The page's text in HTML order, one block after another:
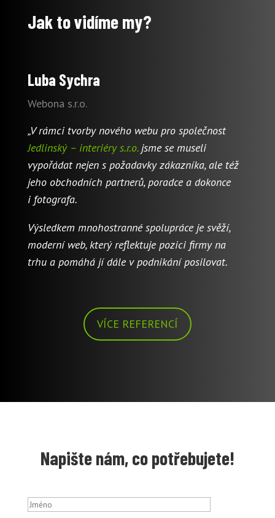
Jak to vidíme my?
Luba Sychra
Webona s.r.o.
„V rámci tvorby nového webu pro společnost
Jedlinský – interiéry s.r.o.jsme se museli
vypořádat nejen s požadavky zákazníka, ale též
jeho obchodních partnerů, poradce a dokonce
i fotografa.
Výsledkem mnohostranné spolupráce je svěží,
moderní web, který reflektuje pozici firmy na
trhu a pomáhá jí dále v podnikání posilovat.
VÍCE REFERENCÍ
Napište nám, co potřebujete!